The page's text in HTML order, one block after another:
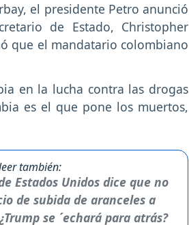
el presidente Petro anunció
de Estado, Christopher
que el mandatario colombiano
en la lucha contra las drogas
es el que pone los muertos,
también:
Estados Unidos dice que no
de subida de aranceles a
se ´echará para atrás?